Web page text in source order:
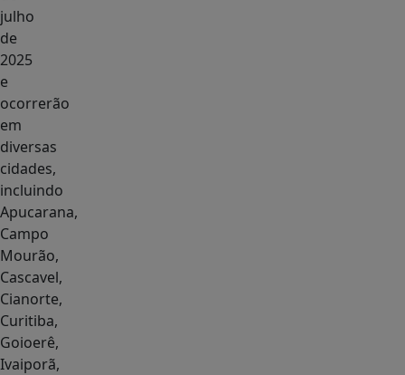
julho
de
2025
e
ocorrerão
em
diversas
cidades,
incluindo
Apucarana,
Campo
Mourão,
Cascavel,
Cianorte,
Curitiba,
Goioerê,
Ivaiporã,